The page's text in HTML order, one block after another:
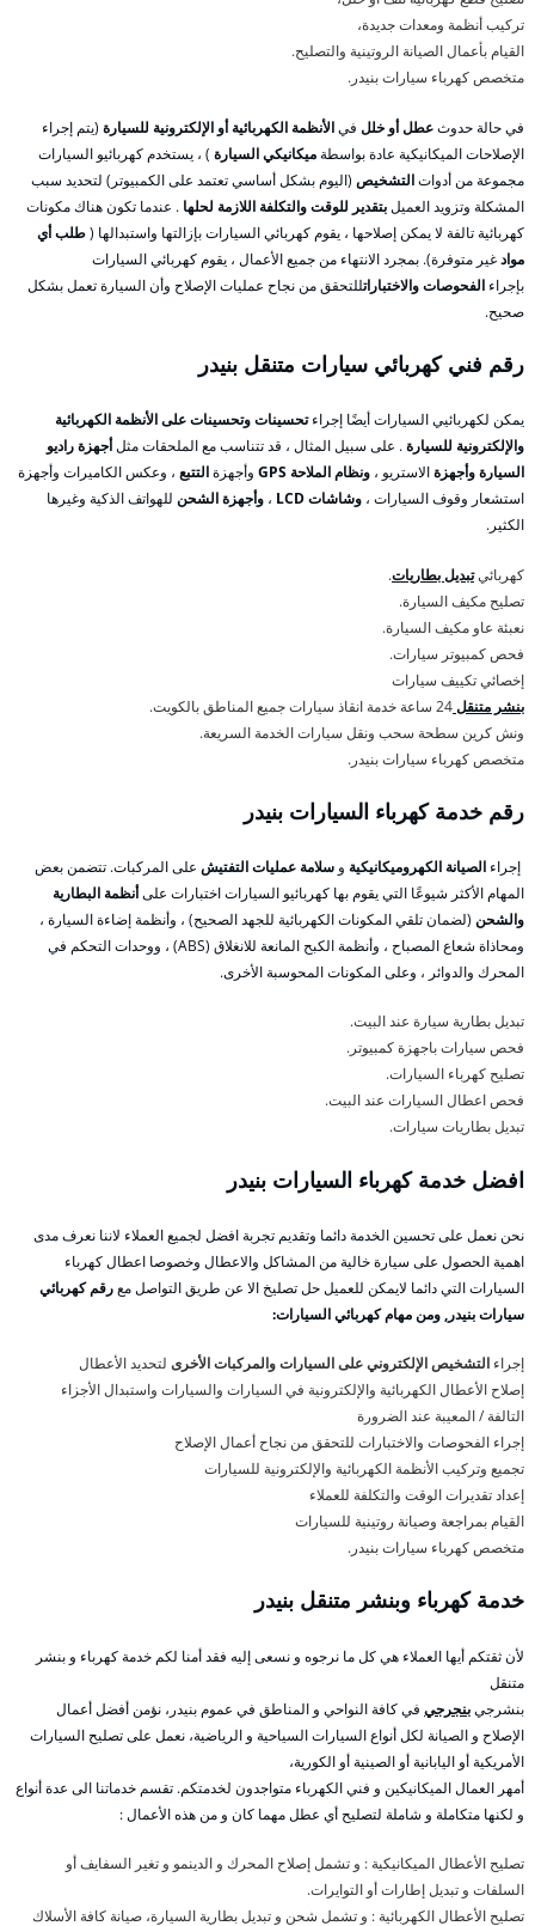
تركيب أنظمة ومعدات جديدة،
القيام بأعمال الصيانة الروتينية والتصليح.
متخصص كهرباء سيارات بنيدر.
في حالة حدوثعطل أو خلل فيالأنظمة الكهربائية أو الإلكترونية للسيارة (يتم إجراء
الإصلاحات الميكانيكية عادة بواسطةميكانيكي السيارة ) ، يستخدم كهربائيو السيارات
مجموعة من أدواتالتشخيص (اليوم بشكل أساسي تعتمد على الكمبيوتر) لتحديد سبب
المشكلة وتزويد العميلبتقدير للوقت والتكلفة اللازمة لحلها . عندما تكون هناك مكونات
كهربائية تالفة لا يمكن إصلاحها ، يقوم كهربائي السيارات بإزالتها واستبدالها (طلب أي
موادغير متوفرة). بمجرد الانتهاء من جميع الأعمال ، يقوم كهربائي السيارات
بإجراء الفحوصات والاختباراتللتحقق من نجاح عمليات الإصلاح وأن السيارة تعمل بشكل
صحيح.
رقم فني كهربائي سيارات متنقل بنيدر
يمكن لكهربائيي السيارات أيضًا إجراءتحسينات وتحسينات على الأنظمة الكهربائية
والإلكترونية للسيارة. على سبيل المثال ، قد تتناسب مع الملحقات مثلأجهزة راديو
السيارة وأجهزةالاستريو ، ونظام الملاحة GPS وأجهزةالتتبع ، وعكس الكاميرات وأجهزة
استشعار وقوف السيارات ، وشاشات LCD ، وأجهزة الشحن للهواتف الذكية وغيرها
الكثير.
كهربائيتبديل بطاريات.
تصليح مكيف السيارة.
نعبئة عاو مكيف السيارة.
فحص كمبيوتر سيارات.
إخصائي تكييف سيارات
بنشر متنقل24 ساعة خدمة انقاذ سيارات جميع المناطق بالكويت.
ونش كرين سطحة سحب ونقل سيارات الخدمة السريعة.
متخصص كهرباء سيارات بنيدر.
رقم خدمة كهرباء السيارات بنيدر
إجراء الصيانة الكهروميكانيكية و سلامة عمليات التفتيش على المركبات. تتضمن بعض
المهام الأكثر شيوعًا التي يقوم بها كهربائيو السيارات اختبارات علىأنظمة البطارية
والشحن (لضمان تلقي المكونات الكهربائية للجهد الصحيح) ، وأنظمة إضاءة السيارة ،
ومحاذاة شعاع المصباح ، وأنظمة الكبح المانعة للانغلاق (ABS) ، ووحدات التحكم في
المحرك والدوائر ، وعلى المكونات المحوسبة الأخرى.
تبديل بطارية سيارة عند البيت.
فحص سيارات باجهزة كمبيوتر.
تصليح كهرباء السيارات.
فحص اعطال السيارات عند البيت.
تبديل بطاريات سيارات.
افضل خدمة كهرباء السيارات بنيدر
نحن نعمل على تحسين الخدمة دائما وتقديم تجربة افضل لجميع العملاء لاننا نعرف مدى
اهمية الحصول على سيارة خالية من المشاكل والاعطال وخصوصا اعطال كهرباء
السيارات التي دائما لايمكن للعميل حل تصليخ الا عن طريق التواصل معرقم كهربائي
سيارات بنيدر, ومن مهام كهربائي السيارات:
إجراء التشخيص الإلكتروني على السيارات والمركبات الأخرى لتحديد الأعطال
إصلاح الأعطال الكهربائية والإلكترونية في السيارات والسيارات واستبدال الأجزاء
التالفة / المعيبة عند الضرورة
إجراء الفحوصات والاختبارات للتحقق من نجاح أعمال الإصلاح
تجميع وتركيب الأنظمة الكهربائية والإلكترونية للسيارات
إعداد تقديرات الوقت والتكلفة للعملاء
القيام بمراجعة وصيانة روتينية للسيارات
متخصص كهرباء سيارات بنيدر.
خدمة كهرباء وبنشر متنقل بنيدر
لأن ثقتكم أيها العملاء هي كل ما نرجوه و نسعى إليه فقد أمنا لكم خدمة كهرباء و بنشر
متنقل
بنشرجيبنجرجي في كافة النواحي و المناطق في عموم بنيدر، نؤمن أفضل أعمال
الإصلاح و الصيانة لكل أنواع السيارات السياحية و الرياضية، نعمل على تصليح السيارات
الأمريكية أو اليابانية أو الصينية أو الكورية،
أمهر العمال الميكانيكين و فني الكهرباء متواجدون لخدمتكم. تقسم خدماتنا الى عدة أنواع
و لكنها متكاملة و شاملة لتصليح أي عطل مهما كان و من هذه الأعمال :
تصليح الأعطال الميكانيكية : و تشمل إصلاح المحرك و الدينمو و تغير السفايف أو
السلفات و تبديل إطارات أو التوايرات.
تصليح الأعطال الكهربائية : و تشمل شحن و تبديل بطارية السيارة، صيانة كافة الأسلاك